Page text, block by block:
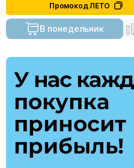
Промокод ЛЕТО
В понедельник